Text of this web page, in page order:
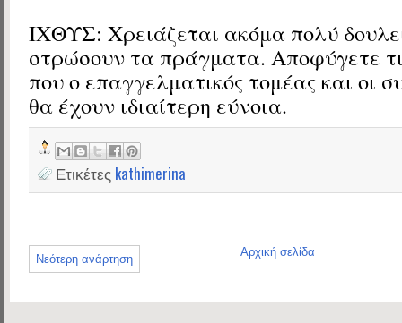
ΙΧΘΥΣ: Χρειάζεται ακόμα πολύ
στρώσουν τα πράγματα. Αποφύγετε
που ο επαγγελματικός τομέας και οι
θα έχουν ιδιαίτερη εύνοια.
Ετικέτες kathimerina
Νεότερη ανάρτηση
Αρχική σελίδα